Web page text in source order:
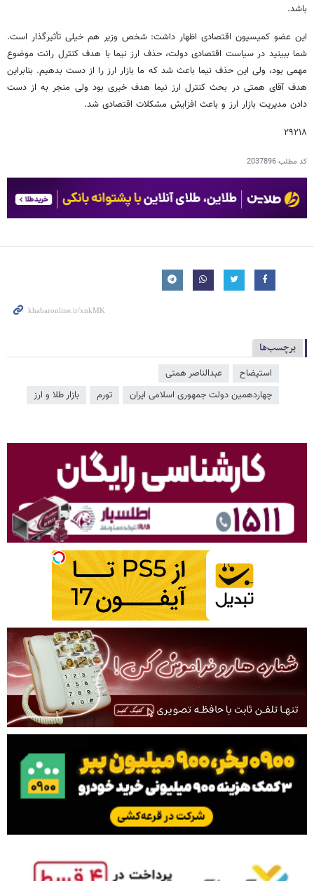
باشد.
این عضو کمیسیون اقتصادی اظهار داشت: شخص وزیر هم خیلی تأثیرگذار است.
شما ببینید در سیاست اقتصادی دولت، حذف ارز نیما با هدف کنترل رانت موضوع
مهمی بود، ولی این حذف نیما باعث شد که ما بازار ارز را از دست بدهیم. بنابراین
هدف آقای همتی در بحث کنترل ارز نیما هدف خیری بود ولی منجر به از دست
دادن مدیریت بازار ارز و باعث افزایش مشکلات اقتصادی شد.
۲۹۲۱۸
کد مطلب2037896
برچسب‌ها
استیضاح
عبدالناصر همتی
چهاردهمین دولت جمهوری اسلامی ایران
تورم بازار طلا و ارز